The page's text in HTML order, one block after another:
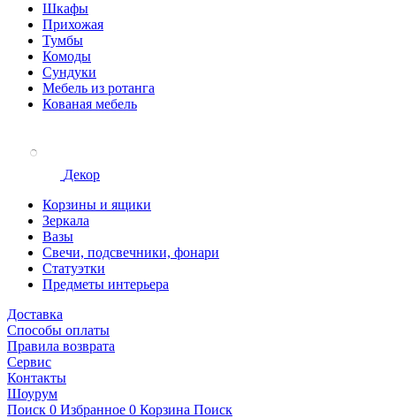
Шкафы
Прихожая
Тумбы
Комоды
Сундуки
Мебель из ротанга
Кованая мебель
Декор
Корзины и ящики
Зеркала
Вазы
Свечи, подсвечники, фонари
Статуэтки
Предметы интерьера
Доставка
Способы оплаты
Правила возврата
Сервис
Контакты
Шоурум
Поиск 0 Избранное 0 Корзина Поиск